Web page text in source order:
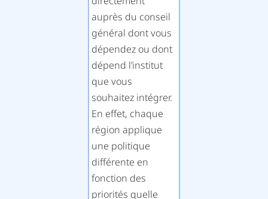
auprès du conseil
général dont vous
dépendez ou dont
dépend l’institut
que vous
souhaitez intégrer.
En effet, chaque
région applique
une politique
différente en
fonction des
priorités quelle